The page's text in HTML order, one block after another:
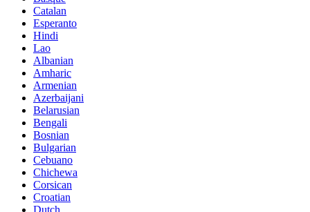
Catalan
Esperanto
Hindi
Lao
Albanian
Amharic
Armenian
Azerbaijani
Belarusian
Bengali
Bosnian
Bulgarian
Cebuano
Chichewa
Corsican
Croatian
Dutch